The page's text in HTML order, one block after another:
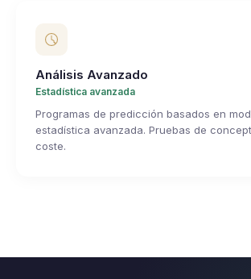
Análisis Avanzado
Estadística avanzada
Programas de predicción basados en
estadística avanzada. Pruebas de
coste.